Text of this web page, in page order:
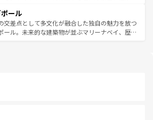
ほしい。
気候は一年中温暖で、どの季節にも異なる楽しみ
いる。親しみやすいタイの人々、仏教を中心とし
そして多様な観光資源が、訪れる旅人を魅了し続
を訪れても感動するはず。観光スポットが密集し
効率よく見どころを回れるのも魅力。息をのむよ
から文化的な体験まで、香港を存分に楽しみ尽く
ール
交差点として多文化が融合した独自の魅力を放つ
ール。未来的な建築物が並ぶマリーナベイ、歴史
カーズは地元の風情を楽しめる外せないスポット